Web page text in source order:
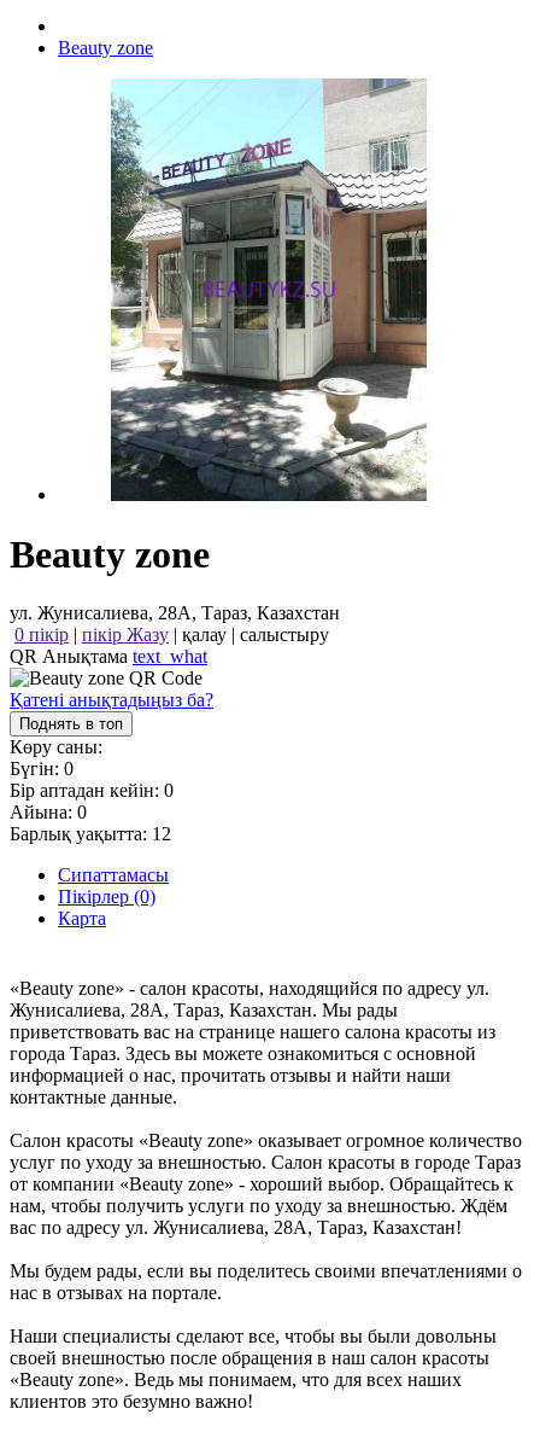
Beauty zone
Beauty zone
ул. Жунисалиева, 28А, Тараз, Казахстан
0 пікір | пікір Жазу | қалау | салыстыру
QR Анықтама text_what
Қатені анықтадыңыз ба?
Поднять в топ
Көру саны:
Бүгін: 0
Бір аптадан кейін: 0
Айына: 0
Барлық уақытта: 12
Сипаттамасы
Пікірлер (0)
Карта
«Beauty zone» - салон красоты, находящийся по адресу ул.
Жунисалиева, 28А, Тараз, Казахстан. Мы рады
приветствовать вас на странице нашего салона красоты из
города Тараз. Здесь вы можете ознакомиться с основной
информацией о нас, прочитать отзывы и найти наши
контактные данные.
Салон красоты «Beauty zone» оказывает огромное количество
услуг по уходу за внешностью. Салон красоты в городе Тараз
от компании «Beauty zone» - хороший выбор. Обращайтесь к
нам, чтобы получить услуги по уходу за внешностью. Ждём
вас по адресу ул. Жунисалиева, 28А, Тараз, Казахстан!
Мы будем рады, если вы поделитесь своими впечатлениями о
нас в отзывах на портале.
Наши специалисты сделают все, чтобы вы были довольны
своей внешностью после обращения в наш салон красоты
«Beauty zone». Ведь мы понимаем, что для всех наших
клиентов это безумно важно!